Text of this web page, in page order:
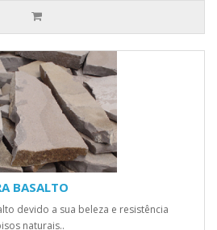
BASALTO
devido a sua beleza e resistência
naturais..